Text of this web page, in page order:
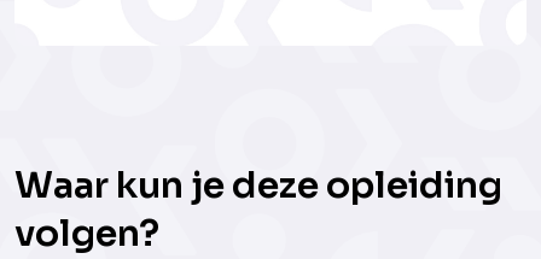
Waar kun je deze opleiding
volgen?